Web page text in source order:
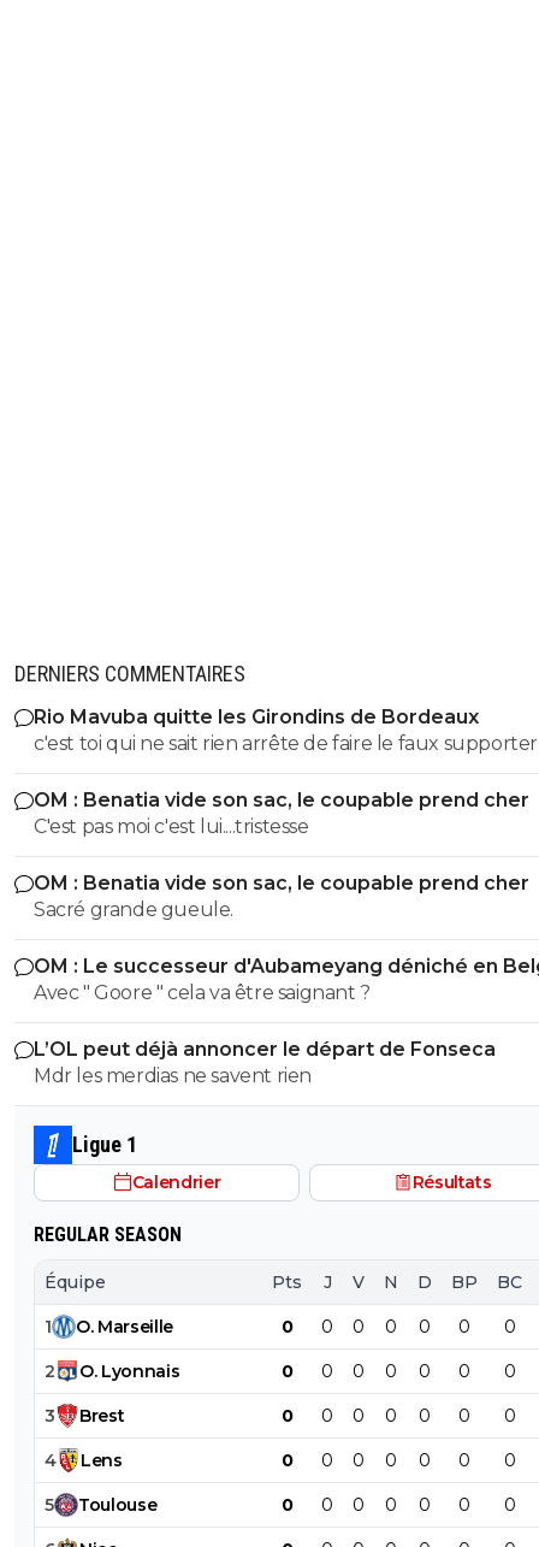
DERNIERS COMMENTAIRES
Rio Mavuba quitte les Girondins de Bordeaux
c'est toi qui ne sait rien arrête de faire le faux
girondins, Rio a démissioné
OM : Benatia vide son sac, le coupable prend cher
C'est pas moi c'est lui....tristesse
OM : Benatia vide son sac, le coupable prend cher
Sacré grande gueule.
OM : Le successeur d'Aubameyang déniché en
Avec " Goore " cela va être saignant ?
L’OL peut déjà annoncer le départ de Fonseca
Mdr les merdias ne savent rien
Ligue 1
Calendrier Résultats
REGULAR SEASON
Équipe Pts J V N D BP BC
1 O. Marseille 0 0 0 0 0 0 0
2 O. Lyonnais 0 0 0 0 0 0 0
3 Brest 0 0 0 0 0 0 0
4 Lens 0 0 0 0 0 0 0
5 Toulouse 0 0 0 0 0 0 0